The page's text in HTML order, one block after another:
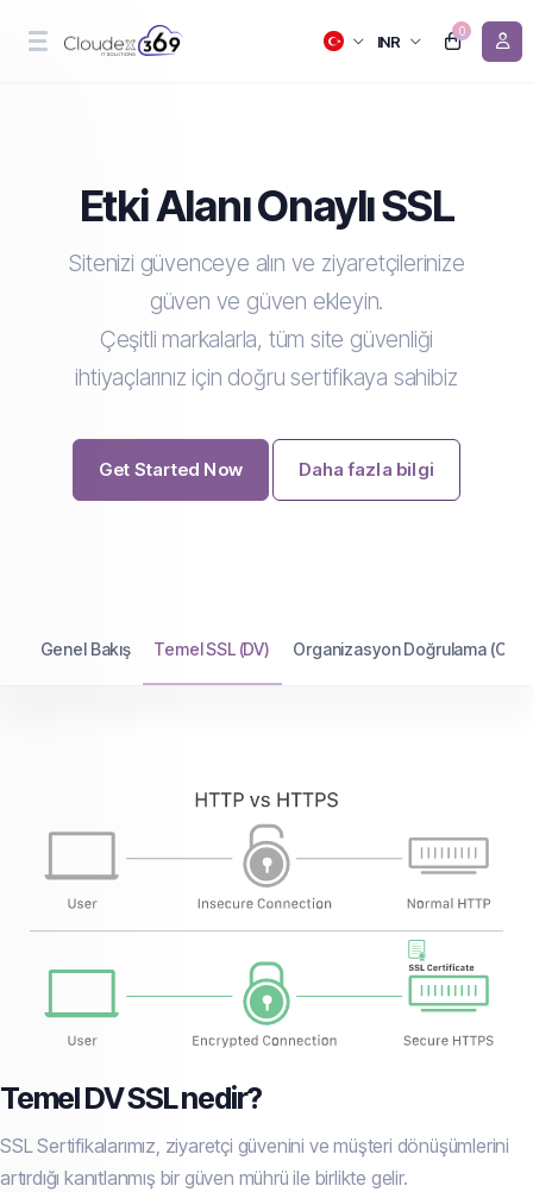
INR
0
Etki Alanı Onaylı SSL
Sitenizi güvenceye alın ve ziyaretçilerinize
güven ve güven ekleyin.
Çeşitli markalarla, tüm site güvenliği
ihtiyaçlarınız için doğru sertifikaya sahibiz
Get Started Now Daha fazla bilgi
Genel Bakış Temel SSL (DV) Organizasyon Doğrulama (OV)
Temel DV SSL nedir?
SSL Sertifikalarımız, ziyaretçi güvenini ve müşteri dönüşümlerini
artırdığı kanıtlanmış bir güven mührü ile birlikte gelir.